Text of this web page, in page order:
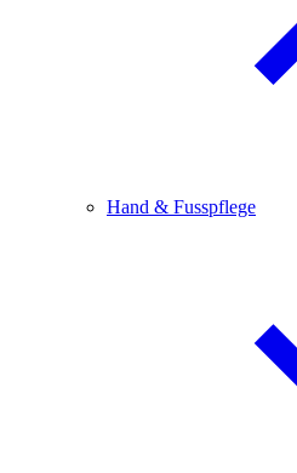
Hand & Fusspflege